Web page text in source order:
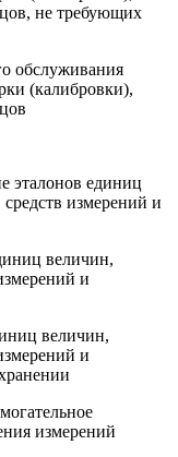
не требующих
обслуживания
(калибровки),
эталонов единиц
измерений и
величин,
и
величин,
и
измерений